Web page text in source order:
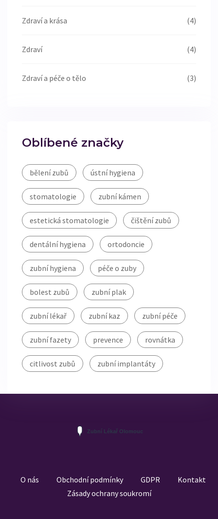
Zdraví a krása (4)
Zdraví (4)
Zdraví a péče o tělo (3)
Oblíbené značky
bělení zubů ústní hygiena
stomatologie zubní kámen
estetická stomatologie čištění zubů
dentální hygiena ortodoncie
zubní hygiena péče o zuby
bolest zubů zubní plak
zubní lékař zubní kaz zubní péče
zubní fazety prevence rovnátka
citlivost zubů zubní implantáty
O nás Obchodní podmínky GDPR
Kontakt
Zásady ochrany soukromí